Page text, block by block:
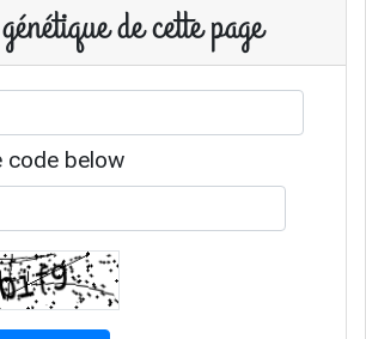
de cette page
code below